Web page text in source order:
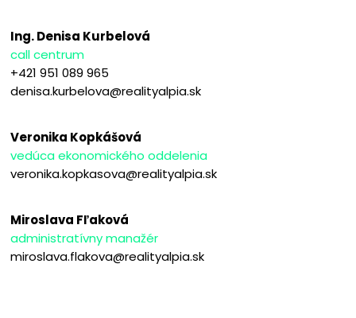
Ing. Denisa Kurbelová
call centrum
+421 951 089 965
denisa.kurbelova@realityalpia.sk
Veronika Kopkášová
vedúca ekonomického oddelenia
veronika.kopkasova@realityalpia.sk
Miroslava Fľaková
administratívny manažér
miroslava.flakova@realityalpia.sk